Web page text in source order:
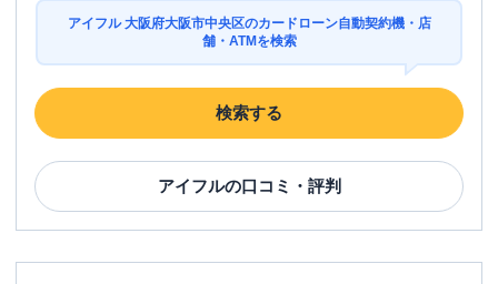
アイフル 大阪府大阪市中央区のカードローン自動契約機・店
舗・ATMを検索
検索する
アイフルの口コミ・評判